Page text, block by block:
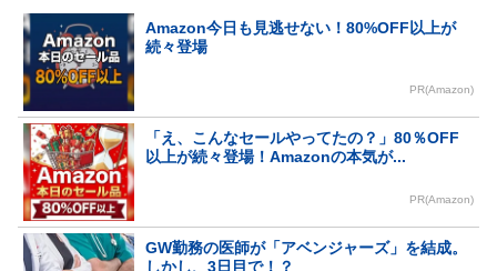
Amazon今日も見逃せない！80%OFF以上が
続々登場
PR(Amazon)
「え、こんなセールやってたの？」80％OFF
以上が続々登場！Amazonの本気が...
PR(Amazon)
GW勤務の医師が「アベンジャーズ」を結成。
しかし、3日目で！？